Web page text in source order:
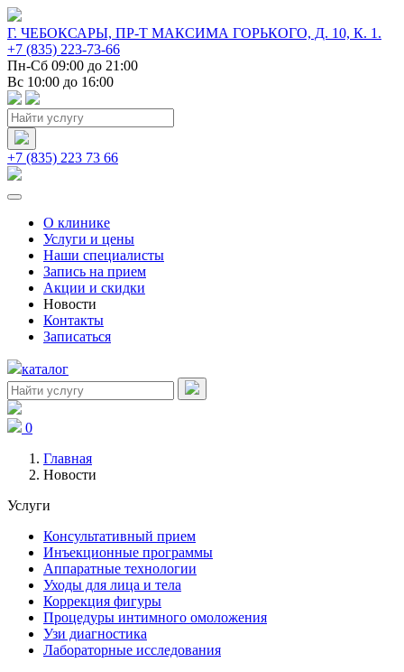
Г. ЧЕБОКСАРЫ, ПР-Т МАКСИМА ГОРЬКОГО, Д. 10, К. 1.
+7 (835) 223-73-66
Пн-Сб 09:00 до 21:00
Вс 10:00 до 16:00
+7 (835) 223 73 66
О клинике
Услуги и цены
Наши специалисты
Запись на прием
Акции и скидки
Новости
Контакты
Записаться
каталог
0
Главная
Новости
Услуги
Консультативный прием
Инъекционные программы
Аппаратные технологии
Уходы для лица и тела
Коррекция фигуры
Процедуры интимного омоложения
Узи диагностика
Лабораторные исследования